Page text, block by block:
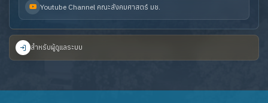
Youtube Channel คณะสังคมศาสตร์ มช.
สำหรับผู้ดูแลระบบ